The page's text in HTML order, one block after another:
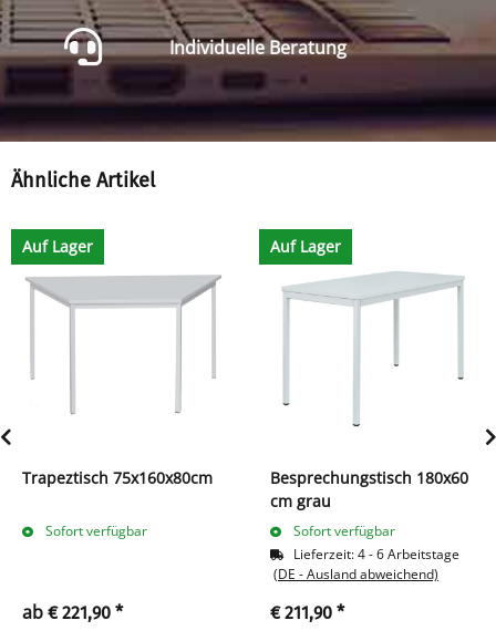
Individuelle Beratung
Ähnliche Artikel
Auf Lager
Trapeztisch 75x160x80cm
Sofort verfügbar
ab € 221,90 *
Auf Lager
Besprechungstisch 180x60
cm grau
Sofort verfügbar
Lieferzeit:4 - 6 Arbeitstage
(DE - Ausland abweichend)
€ 211,90 *